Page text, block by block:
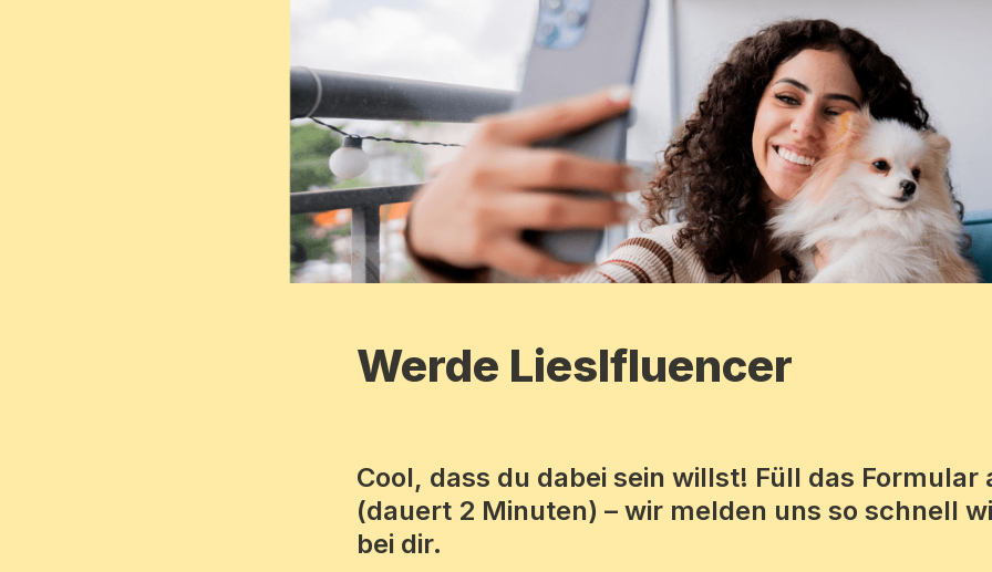
Werde Lieslfluencer
Cool, dass du dabei sein willst! Füll das Formular
(dauert 2 Minuten) – wir melden uns so schnell
bei dir.